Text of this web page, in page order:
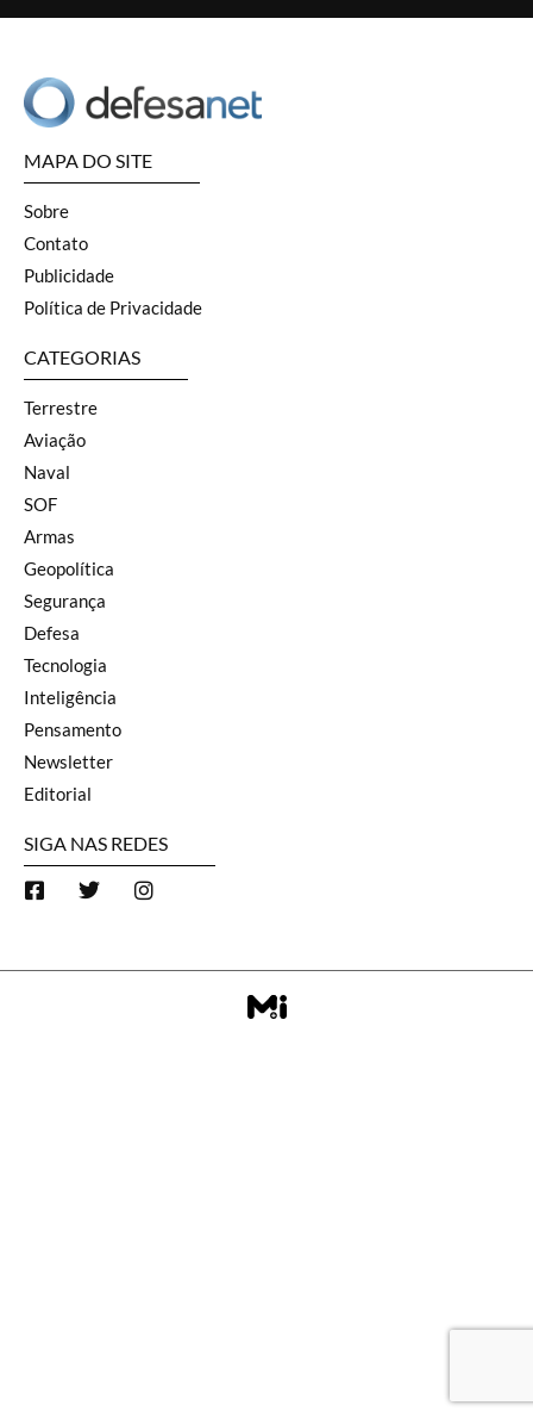
MAPA DO SITE
Sobre
Contato
Publicidade
Política de Privacidade
CATEGORIAS
Terrestre
Aviação
Naval
SOF
Armas
Geopolítica
Segurança
Defesa
Tecnologia
Inteligência
Pensamento
Newsletter
Editorial
SIGA NAS REDES